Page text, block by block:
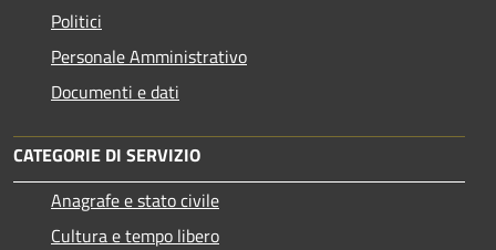
Politici
Personale Amministrativo
Documenti e dati
CATEGORIE DI SERVIZIO
Anagrafe e stato civile
Cultura e tempo libero